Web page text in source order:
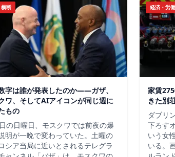
断
字は誰が発表したのか——ガザ、
ワ、そしてAIアイコンが同じ週に
もの
の日曜日、モスクワでは前夜の爆
明が一晩で変わっていた。土曜の
シア当局に近いとされるテレグラ
経済・労働
家賃
きた別
ダブリ
下ろす
いう女
いる。